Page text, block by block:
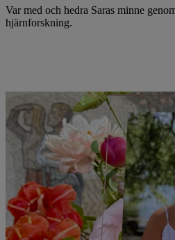
Var med och hedra Saras minne
hjärnforskning.